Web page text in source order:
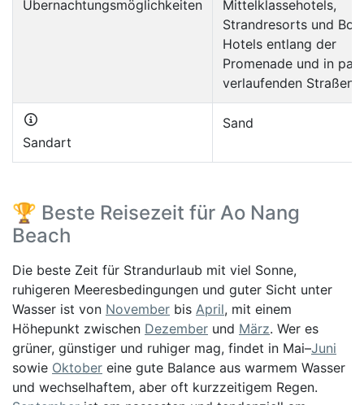
Übernachtungsmöglichkeiten
Mittelklassehotels,
Strandresorts und
Hotels entlang der
Promenade und in
verlaufenden Straßen
Sandart
Sand
🏆 Beste Reisezeit für Ao Nang
Beach
Die beste Zeit für Strandurlaub mit viel Sonne,
ruhigeren Meeresbedingungen und guter Sicht unter
Wasser ist von November bis April, mit einem
Höhepunkt zwischen Dezember und März. Wer es
grüner, günstiger und ruhiger mag, findet in Mai–Juni
sowie Oktober eine gute Balance aus warmem Wasser
und wechselhaftem, aber oft kurzzeitigem Regen.